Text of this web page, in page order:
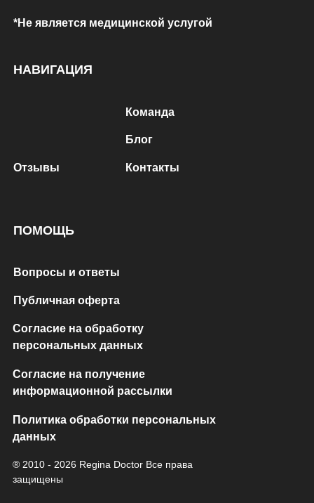
*Не является медицинской услугой
® 2010 - 2026 Regina Doctor Все права
защищены
НАВИГАЦИЯ
ПОМОЩЬ
Отзывы
Команда
Блог
Контакты
Вопросы и ответы
Публичная оферта
Согласие на обработку
персональных данных
Согласие на получение
информационной рассылки
Политика обработки персональных
данных